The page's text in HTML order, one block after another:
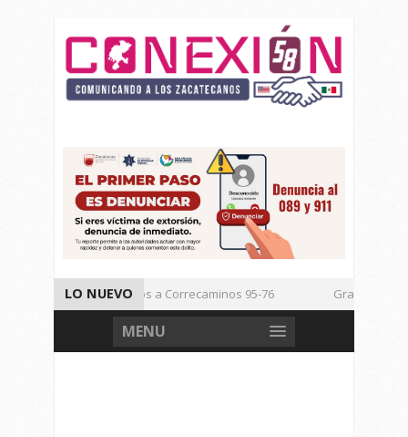
LO NUEVO
Vencen los Mineros a Correcaminos 95-76
Gran Festival
Inicia TSJEZ Sesiones Ordinarias
Inicia SICT
MENU